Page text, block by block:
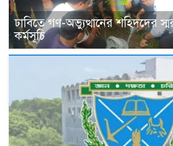
ঢাবিতে গণ-অভ্যুত্থানের শহিদদের
কর্মসূচি